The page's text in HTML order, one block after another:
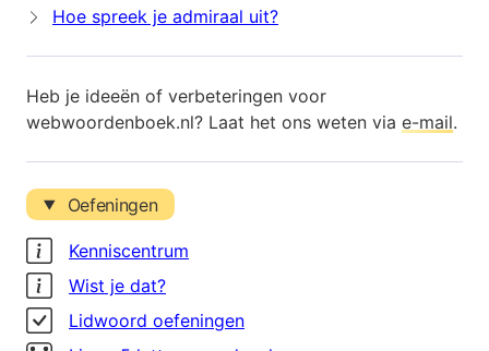
Hoe spreek je admiraal uit?
Heb je ideeën of verbeteringen voor
webwoordenboek.nl? Laat het ons weten via e-mail.
Oefeningen
Kenniscentrum
Wist je dat?
Lidwoord oefeningen